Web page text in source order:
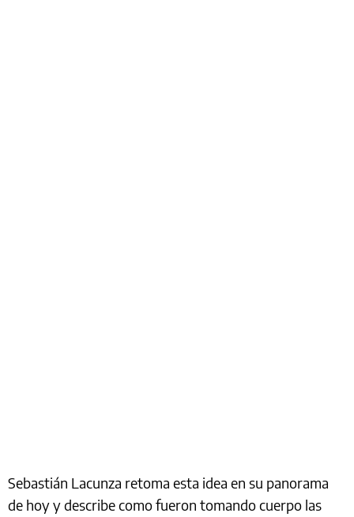
Sebastián Lacunza retoma esta idea en su panorama
de hoy y describe como fueron tomando cuerpo las